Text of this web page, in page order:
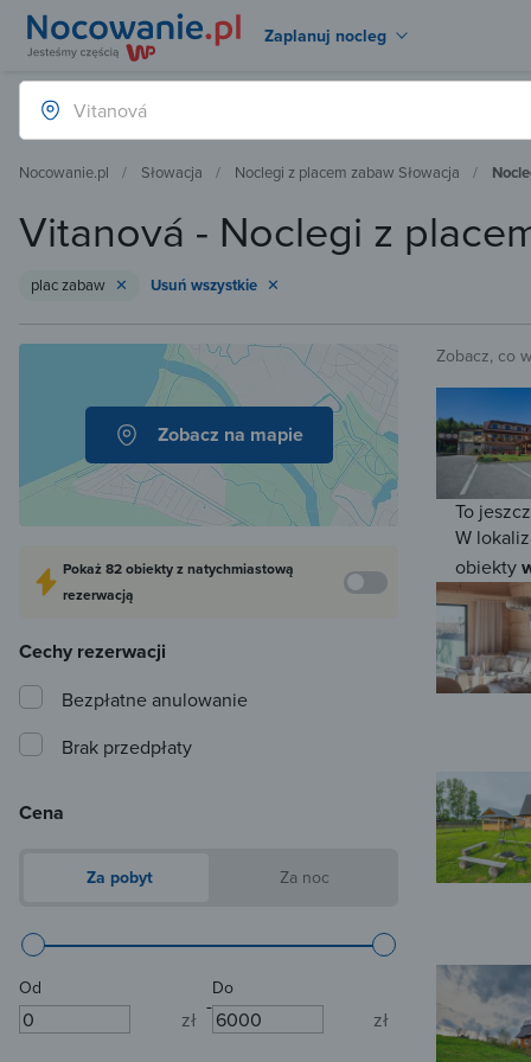
Zaplanuj nocleg
Nocowanie.pl Słowacja Noclegi z placem zabaw Słowacja
Vitanová - Noclegi z
plac zabaw Usuń wszystkie
Zobacz, co
To
W
obiekty
Zobacz na mapie
Pokaż82 obiektyz natychmiastową
rezerwacją
Cechy rezerwacji
Bezpłatne anulowanie
Brak przedpłaty
Cena
Za pobyt Za noc
Od
zł
-
Do
zł